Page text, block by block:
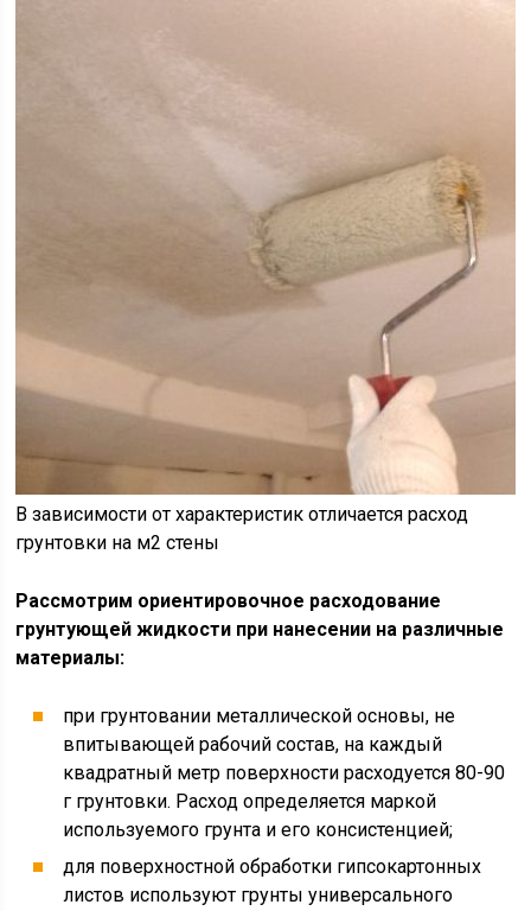
В зависимости от характеристик отличается расход
грунтовки на м2 стены
Рассмотрим ориентировочное расходование
грунтующей жидкости при нанесении на различные
материалы:
при грунтовании металлической основы, не
впитывающей рабочий состав, на каждый
квадратный метр поверхности расходуется 80-90
г грунтовки. Расход определяется маркой
используемого грунта и его консистенцией;
для поверхностной обработки гипсокартонных
листов используют грунты универсального